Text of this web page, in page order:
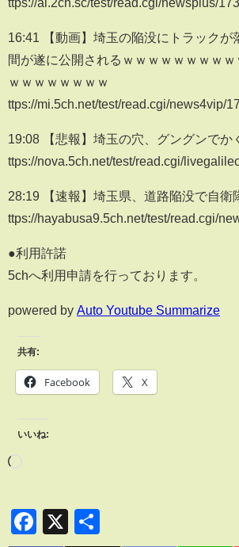
16:41 【動画】埼玉の陥没にトラックが
間が遂に公開されるｗｗｗｗｗｗｗｗｗ
ｗｗｗｗｗｗｗｗ
ttps://mi.5ch.net/test/read.cgi/news4vip/
19:08 【悲報】埼玉の穴、グングンでか
ttps://nova.5ch.net/test/read.cgi/
28:19 【速報】埼玉県、道路陥没で自衛
ttps://hayabusa9.5ch.net/test/read.cgi/
●利用許諾
5chへ利用申請を行っております。
powered by Auto Youtube Summarize
共有:
Facebook X
いいね:
Facebook
X